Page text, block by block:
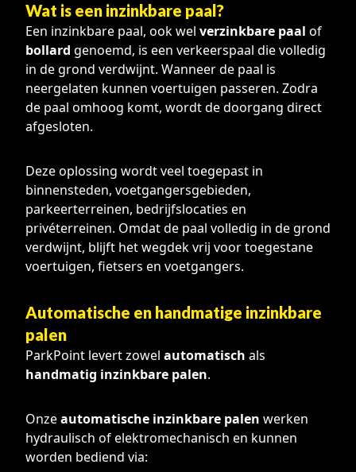
Wat is een inzinkbare paal?
Een inzinkbare paal, ook wel verzinkbare paal of
bollard genoemd, is een verkeerspaal die volledig
in de grond verdwijnt. Wanneer de paal is
neergelaten kunnen voertuigen passeren. Zodra
de paal omhoog komt, wordt de doorgang direct
afgesloten.
Deze oplossing wordt veel toegepast in
binnensteden, voetgangersgebieden,
parkeerterreinen, bedrijfslocaties en
privéterreinen. Omdat de paal volledig in de grond
verdwijnt, blijft het wegdek vrij voor toegestane
voertuigen, fietsers en voetgangers.
Automatische en handmatige inzinkbare
palen
ParkPoint levert zowel automatisch als
handmatig inzinkbare palen.
Onzeautomatische inzinkbare palen werken
hydraulisch of elektromechanisch en kunnen
worden bediend via: